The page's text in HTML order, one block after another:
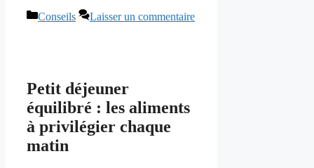
Catégories
Conseils Laisser un commentaire
Petit déjeuner
équilibré : les aliments
à privilégier chaque
matin